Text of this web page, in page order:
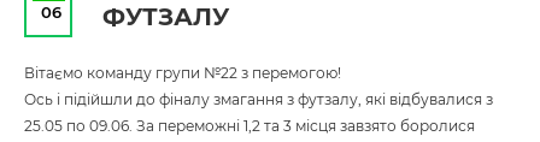
06
ФУТЗАЛУ
Вітаємо команду групи №22 з перемогою!
Ось і підійшли до фіналу змагання з футзалу, які відбувалися з
25.05 по 09.06. За переможні 1,2 та 3 місця завзято боролися